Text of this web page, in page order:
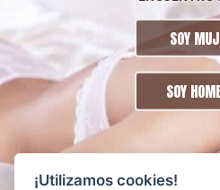
SOY
SOY
¡Utilizamos cookies!